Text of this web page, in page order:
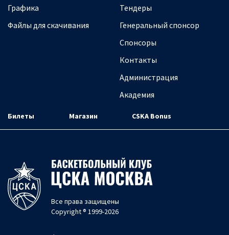
Графика
Файлы для скачивания
Тендеры
Генеральный спонсор
Спонсоры
Контакты
Администрация
Академия
Билеты Магазин CSKA Bonus
Все права защищены
Copyright ® 1999-2026